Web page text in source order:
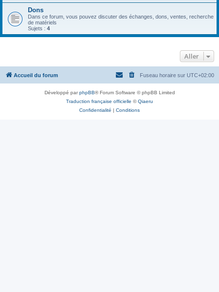
r
Dons
Dans ce forum, vous pouvez discuter des échanges, dons, ventes, recherche
de matériels
Sujets : 4
Aller
Accueil du forum Fuseau horaire sur UTC+02:00
Développé parphpBB® Forum Software © phpBB Limited
Traduction française officielle ©Qiaeru
Confidentialité | Conditions